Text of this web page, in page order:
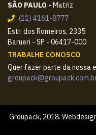
SÃO PAULO - Matriz
(11) 4161-8777
Estr. dos Romeiros, 2335
Barueri - SP - 06417-000
TRABALHE CONOSCO
Quer fazer parte da nossa
Groupack, 2018.